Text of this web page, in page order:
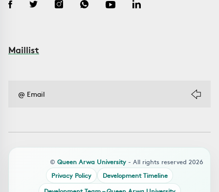
Maillist
© Queen Arwa University - All rights reserved 2026
Privacy Policy
Development Timeline